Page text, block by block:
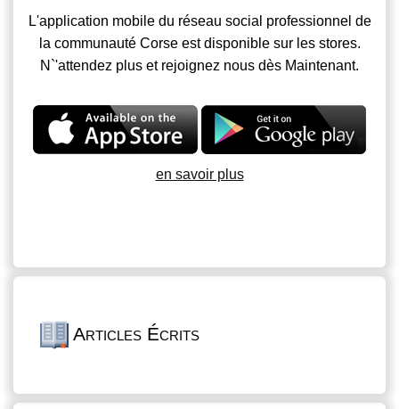
L'application mobile du réseau social professionnel de
la communauté Corse est disponible sur les stores.
N`'attendez plus et rejoignez nous dès Maintenant.
en savoir plus
Articles Écrits